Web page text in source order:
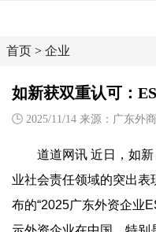
首页 > 企业
如新获双重认可：
2025/11/14 来源：广东外
道道网讯 近日，如
业社会责任领域的突出
布的“2025广东外资企业